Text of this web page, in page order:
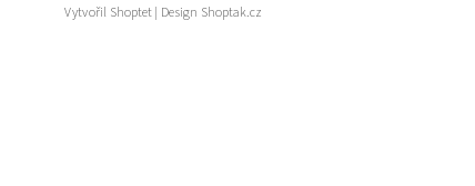
Vytvořil Shoptet| Design Shoptak.cz